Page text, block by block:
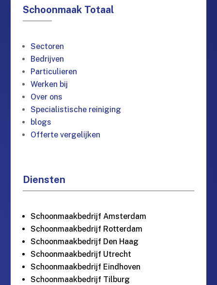
Schoonmaak Totaal
Sectoren
Bedrijven
Particulieren
Werken bij
Over ons
Specialistische reiniging
blogs
Offerte vergelijken
Diensten
Schoonmaakbedrijf Amsterdam
Schoonmaakbedrijf Rotterdam
Schoonmaakbedrijf Den Haag
Schoonmaakbedrijf Utrecht
Schoonmaakbedrijf Eindhoven
Schoonmaakbedrijf Tilburg